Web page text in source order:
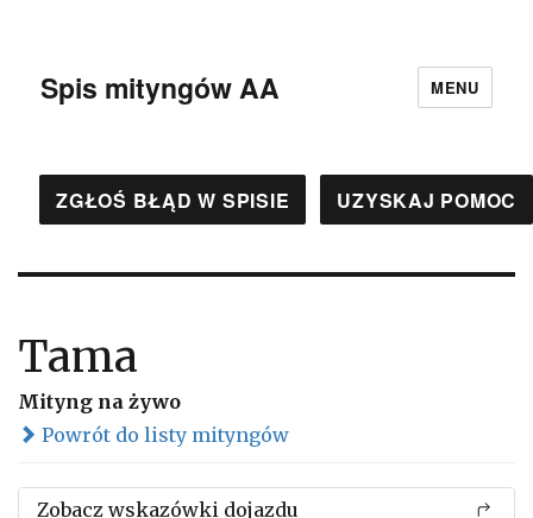
Spis mityngów AA MENU
ZGŁOŚ BŁĄD W SPISIE UZYSKAJ POMOC
Tama
Mityng na żywo
Powrót do listy mityngów
Zobacz wskazówki dojazdu